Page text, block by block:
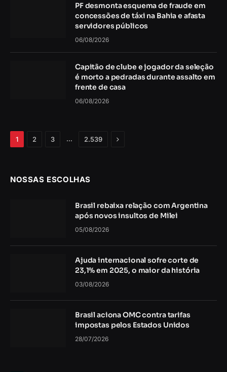
PF desmonta esquema de fraude em
concessões de táxi na Bahia e afasta
servidores públicos
06/08/2026
Capitão de clube e jogador da seleção
é morto a pedradas durante assalto em
frente de casa
06/08/2026
1 2 3 … 2.539 Próximo
NOSSAS ESCOLHAS
Brasil rebaixa relação com Argentina
após novos insultos de Milei
05/08/2026
Ajuda internacional sofre corte de
23,1% em 2025, o maior da história
03/08/2026
Brasil aciona OMC contra tarifas
impostas pelos Estados Unidos
28/07/2026